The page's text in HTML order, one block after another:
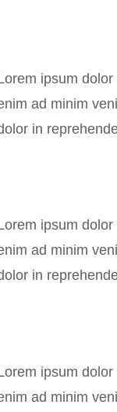
ipsum
ad minim
in
ipsum
ad minim
in
ipsum
ad minim